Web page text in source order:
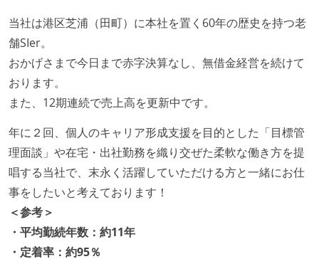
最新技術を追いかけるための社内勉強会が定期開催さ
れ、参加者が自主的に参加している
開発メンバーの裁量
ユーザーのニーズや課題を理解するために、開発チー
ムのメンバーが、ユーザーインタビューに参加してい
る
タスクの見積もりは、実装を担当するメンバーが中心
となって行う
全体のスケジュール管理は、途中の成果を随時確認し
ながら、納期または盛り込む機能を柔軟に調整する形
で行う
当社は港区芝浦（田町）に本社を置く60年の歴史を持つ老
舗SIer。
おかげさまで今日まで赤字決算なし、無借金経営を続けて
おります。
また、12期連続で売上高を更新中です。
年に２回、個人のキャリア形成支援を目的とした「目標管
理面談」や在宅・出社勤務を織り交ぜた柔軟な働き方を提
唱する当社で、末永く活躍していただける方と一緒にお仕
事をしたいと考えております！
＜参考＞
・平均勤続年数：約11年
・定着率：約95％